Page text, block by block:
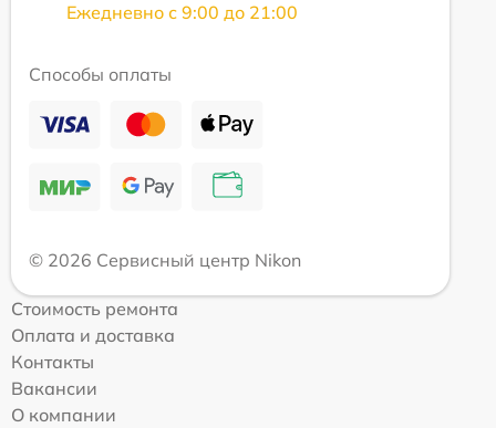
Ежедневно с 9:00 до 21:00
Способы оплаты
© 2026 Сервисный центр Nikon
Стоимость ремонта
Оплата и доставка
Контакты
Вакансии
О компании